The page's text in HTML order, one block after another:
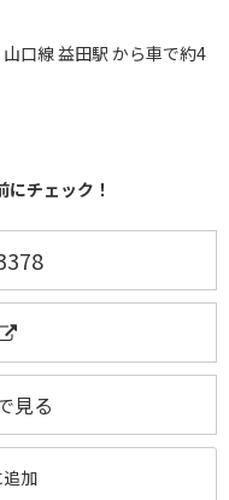
口線 益田駅 から車で約4
にチェック！
見る
加